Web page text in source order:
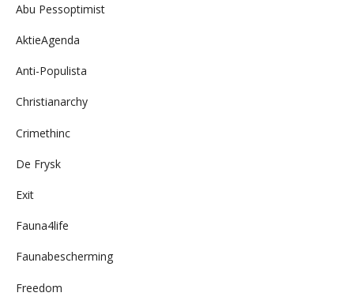
Abu Pessoptimist
AktieAgenda
Anti-Populista
Christianarchy
Crimethinc
De Frysk
Exit
Fauna4life
Faunabescherming
Freedom